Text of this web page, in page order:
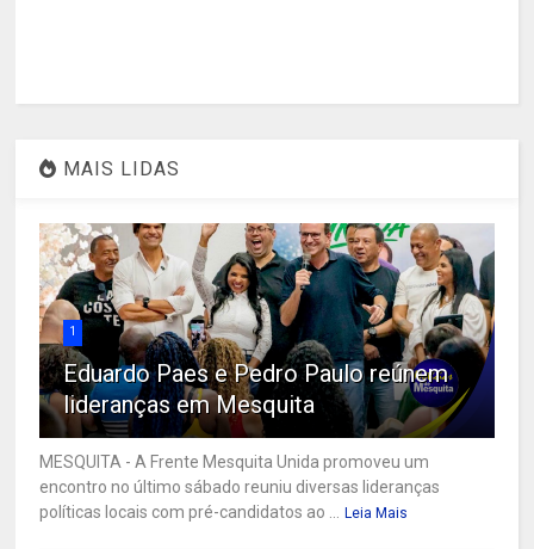
MAIS LIDAS
1
Eduardo Paes e Pedro Paulo reúnem
lideranças em Mesquita
MESQUITA - A Frente Mesquita Unida promoveu um
encontro no último sábado reuniu diversas lideranças
políticas locais com pré-candidatos ao ...
Leia Mais